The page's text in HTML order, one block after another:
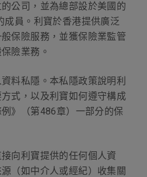
公司，並為總部設於美國的
成員。利寶於香港提供廣泛
保險服務，並獲保險業監管
險業務。
料私隱。本私隱政策說明利
式，以及利寶如何遵守構成
例》（第486章）一部分的保
向利寶提供的任何個人資
（如中介人或經紀）收集關